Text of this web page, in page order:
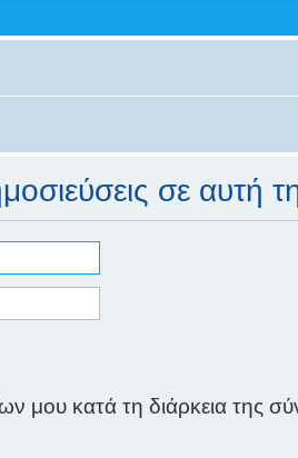
σε αυτή
μου κατά τη διάρκεια της